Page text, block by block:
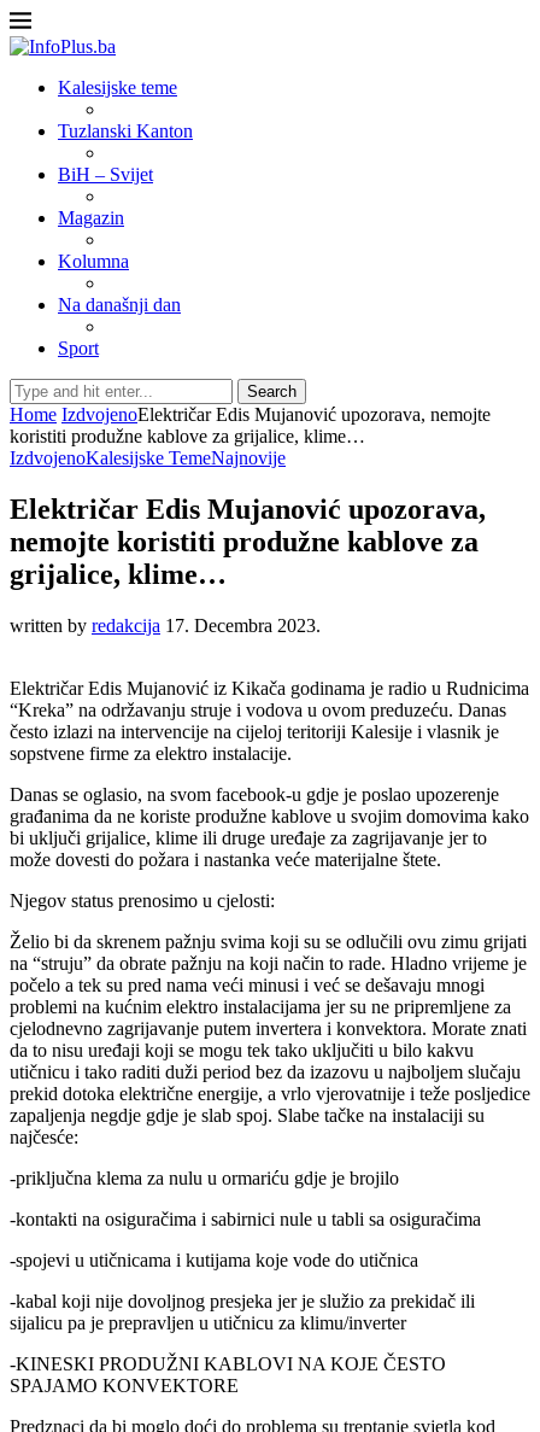
Kalesijske teme
Tuzlanski Kanton
BiH – Svijet
Magazin
Kolumna
Na današnji dan
Sport
Search
Home IzdvojenoElektričar Edis Mujanović upozorava, nemojte
koristiti produžne kablove za grijalice, klime…
IzdvojenoKalesijske TemeNajnovije
Električar Edis Mujanović upozorava,
nemojte koristiti produžne kablove za
grijalice, klime…
written by redakcija 17. Decembra 2023.
Električar Edis Mujanović iz Kikača godinama je radio u Rudnicima
“Kreka” na održavanju struje i vodova u ovom preduzeću. Danas
često izlazi na intervencije na cijeloj teritoriji Kalesije i vlasnik je
sopstvene firme za elektro instalacije.
Danas se oglasio, na svom facebook-u gdje je poslao upozerenje
građanima da ne koriste produžne kablove u svojim domovima kako
bi uključi grijalice, klime ili druge uređaje za zagrijavanje jer to
može dovesti do požara i nastanka veće materijalne štete.
Njegov status prenosimo u cjelosti:
Želio bi da skrenem pažnju svima koji su se odlučili ovu zimu grijati
na “struju” da obrate pažnju na koji način to rade. Hladno vrijeme je
počelo a tek su pred nama veći minusi i već se dešavaju mnogi
problemi na kućnim elektro instalacijama jer su ne pripremljene za
cjelodnevno zagrijavanje putem invertera i konvektora. Morate znati
da to nisu uređaji koji se mogu tek tako uključiti u bilo kakvu
utičnicu i tako raditi duži period bez da izazovu u najboljem slučaju
prekid dotoka električne energije, a vrlo vjerovatnije i teže posljedice
zapaljenja negdje gdje je slab spoj. Slabe tačke na instalaciji su
najčesće:
-priključna klema za nulu u ormariću gdje je brojilo
-kontakti na osiguračima i sabirnici nule u tabli sa osiguračima
-spojevi u utičnicama i kutijama koje vode do utičnica
-kabal koji nije dovoljnog presjeka jer je služio za prekidač ili
sijalicu pa je prepravljen u utičnicu za klimu/inverter
-KINESKI PRODUŽNI KABLOVI NA KOJE ČESTO
SPAJAMO KONVEKTORE
Predznaci da bi moglo doći do problema su treptanje svjetla kod